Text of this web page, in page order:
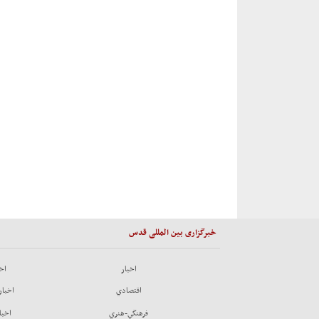
خبرگزاری بین المللی قدس
اخبار
اقتصادي
فرهنگي-هنري